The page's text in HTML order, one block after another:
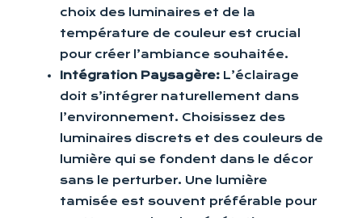
choix des luminaires et de la
température de couleur est crucial
pour créer l’ambiance souhaitée.
Intégration Paysagère: L’éclairage
doit s’intégrer naturellement dans
l’environnement. Choisissez des
luminaires discrets et des couleurs de
lumière qui se fondent dans le décor
sans le perturber. Une lumière
tamisée est souvent préférable pour